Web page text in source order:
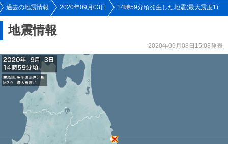
過去の地震情報 2020年09月03日 14時59分頃発生した地震(最大震度1)
地震情報
2020年09月03日15:03発表